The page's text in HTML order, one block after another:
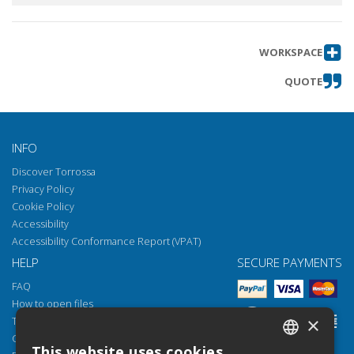
WORKSPACE
QUOTE
INFO
Discover Torrossa
Privacy Policy
Cookie Policy
Accessibility
Accessibility Conformance Report (VPAT)
HELP
FAQ
How to open files
Torrossa Reader
Copyright obligations
SECURE PAYMENTS
×